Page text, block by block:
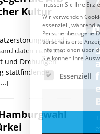
Kultur
und
nach der
und Drohungen
stattfindende
wollen nach
Afghanen
für ein
dumm! Weil die
von Afghanen
Cookie-Details